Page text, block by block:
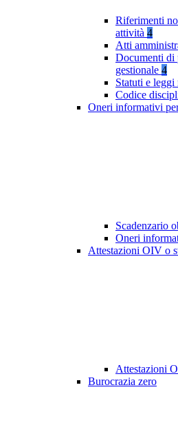
Riferimenti
attività 4
Atti
Documenti di
gestionale 4
Statuti e leggi
Codice
Oneri informativi
Scadenzario
Oneri
Attestazioni OIV o
Attestazioni
Burocrazia zero